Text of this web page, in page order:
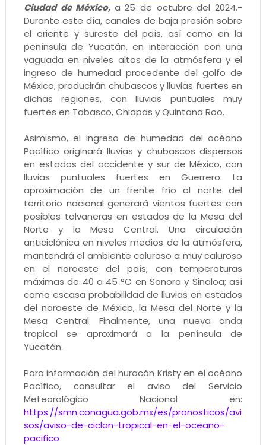
Ciudad de México, a 25 de octubre del 2024.-
Durante este día, canales de baja presión sobre
el oriente y sureste del país, así como en la
península de Yucatán, en interacción con una
vaguada en niveles altos de la atmósfera y el
ingreso de humedad procedente del golfo de
México, producirán chubascos y lluvias fuertes en
dichas regiones, con lluvias puntuales muy
fuertes en Tabasco, Chiapas y Quintana Roo.
Asimismo, el ingreso de humedad del océano
Pacífico originará lluvias y chubascos dispersos
en estados del occidente y sur de México, con
lluvias puntuales fuertes en Guerrero. La
aproximación de un frente frío al norte del
territorio nacional generará vientos fuertes con
posibles tolvaneras en estados de la Mesa del
Norte y la Mesa Central. Una circulación
anticiclónica en niveles medios de la atmósfera,
mantendrá el ambiente caluroso a muy caluroso
en el noroeste del país, con temperaturas
máximas de 40 a 45 °C en Sonora y Sinaloa; así
como escasa probabilidad de lluvias en estados
del noroeste de México, la Mesa del Norte y la
Mesa Central. Finalmente, una nueva onda
tropical se aproximará a la península de
Yucatán.
Para información del huracán Kristy en el océano
Pacífico, consultar el aviso del Servicio
Meteorológico Nacional en:
https://smn.conagua.gob.mx/es/pronosticos/avi
sos/aviso-de-ciclon-tropical-en-el-oceano-
pacifico